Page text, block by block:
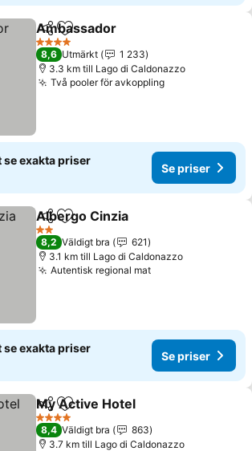
Dela Lägg till i Mina Favoriter
Ambassador
4 Stjärnor
8,6 Utmärkt
1 233
3.3 km till Lago di Caldonazzo
Två pooler för avkoppling
se exakta priser
Se priser
Dela Lägg till i Mina Favoriter
Albergo Cinzia
2 Stjärnor
8,2 Väldigt bra
621
3.1 km till Lago di Caldonazzo
Autentisk regional mat
se exakta priser
Se priser
Dela Lägg till i Mina Favoriter
My Active Hotel
4 Stjärnor
8,4 Väldigt bra
863
3.7 km till Lago di Caldonazzo